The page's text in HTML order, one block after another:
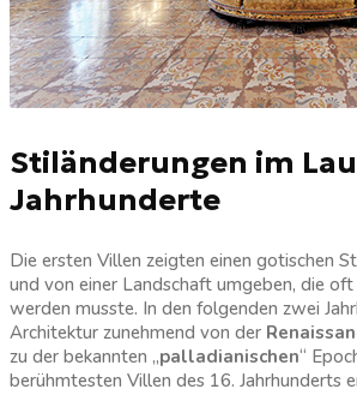
Stiländerungen im
Jahrhunderte
Die ersten Villen zeigten einen gotischen
und von einer Landschaft umgeben, die
werden musste. In den folgenden zwei
Architektur zunehmend von der
zu der bekannten „palladianischen“
berühmtesten Villen des 16. Jahrhunderts